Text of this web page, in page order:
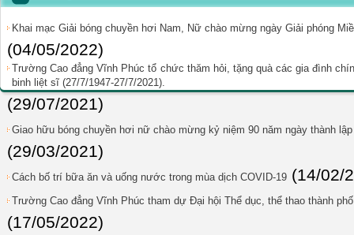
Khai mạc Giải bóng chuyền hơi Nam, Nữ chào mừng ngày Giải phóng
(04/05/2022)
Trường Cao đẳng Vĩnh Phúc tổ chức thăm hỏi, tặng quà các gia đình
binh liệt sĩ (27/7/1947-27/7/2021).
(29/07/2021)
Giao hữu bóng chuyền hơi nữ chào mừng kỷ niệm 90 năm ngày thành
(29/03/2021)
Cách bố trí bữa ăn và uống nước trong mùa dịch COVID-19 (14/02/
Trường Cao đẳng Vĩnh Phúc tham dự Đại hội Thể dục, thể thao thành
(17/05/2022)